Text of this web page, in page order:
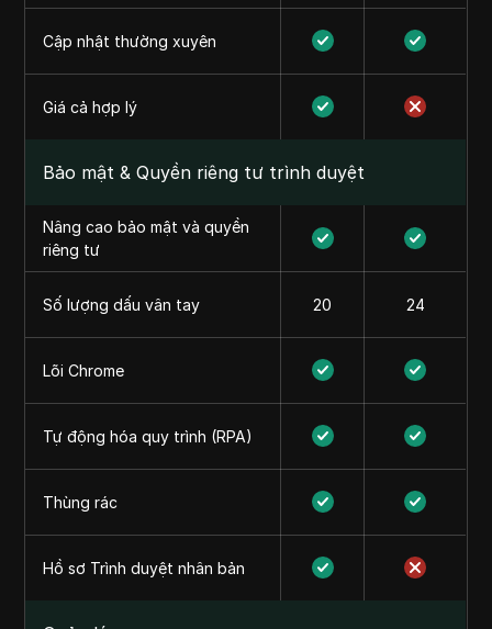
Cập nhật thường xuyên
Giá cả hợp lý
Bảo mật & Quyền riêng tư trình duyệt
Nâng cao bảo mật và quyền
riêng tư
Số lượng dấu vân tay 20 24
Lõi Chrome
Tự động hóa quy trình (RPA)
Thùng rác
Hồ sơ Trình duyệt nhân bản